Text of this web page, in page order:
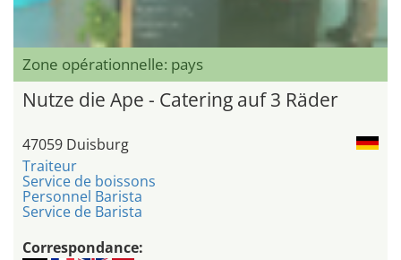
Zone opérationnelle: pays
Nutze die Ape - Catering auf 3 Räder
47059 Duisburg
Traiteur
Service de boissons
Personnel Barista
Service de Barista
Correspondance: